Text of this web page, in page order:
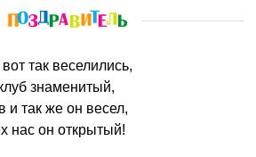
так веселились,
знаменитый,
и так же он весел,
нас он открытый!